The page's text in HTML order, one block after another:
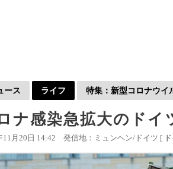
ース ライフ 特集：新型コロナウイ
ナ感染急拡大のドイ
11月20日 14:42 発信地：ミュンヘン/ドイツ [